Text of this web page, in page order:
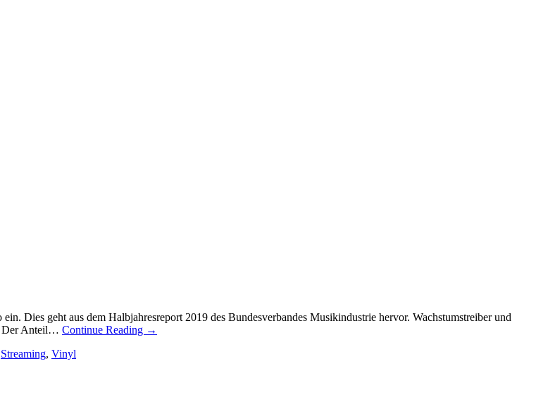
Dies geht aus dem Halbjahresreport 2019 des Bundesverbandes Musikindustrie hervor. Wachstumstreiber und
Der Anteil… Continue Reading →
Streaming, Vinyl